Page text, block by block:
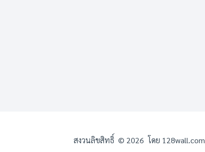
สงวนลิขสิทธิ์ © 2026 โดย 128wall.com